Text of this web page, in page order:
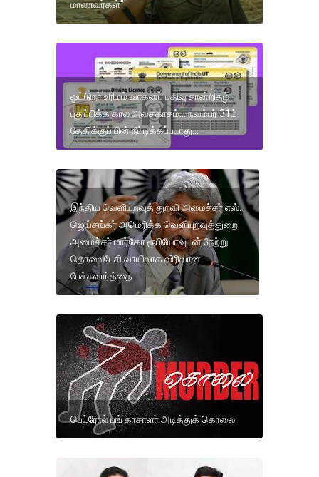
மாணவர்கள்"
ஓட்டுநர் உரிமம் வாகனப் பதிவு சான்றிதழ்
புதுப்பிக்க கால அவசகாசம்... நவம்பர் 31ம்
தேதிக்குப் பின் நீட்டிக்கப்படாது...
இந்திய வெளியுறவுத் துறவி அமைச்சர் எஸ்.
ஜெய்சங்கர் அமெரிக்க வெளியுறவுத்துறை
அமைச்சர் மார்கோ ரூபியோவுடன் நேற்று
தொலைபேசி வாயிலாக விரிவான
பேச்சுவார்த்தை
பெட்ரோல் பங் காசாளர் அடித்துக் கொலை